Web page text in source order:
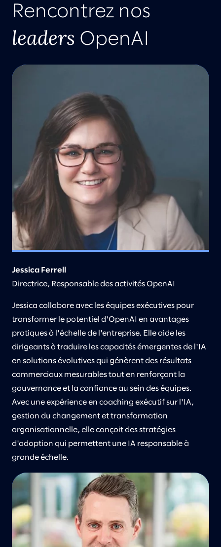
Rencontrez nos
leaders OpenAI
Jessica Ferrell
Directrice, Responsable des activités OpenAI
Jessica collabore avec les équipes exécutives pour
transformer le potentiel d'OpenAI en avantages
pratiques à l'échelle de l'entreprise. Elle aide les
dirigeants à traduire les capacités émergentes de l'IA
en solutions évolutives qui génèrent des résultats
commerciaux mesurables tout en renforçant la
gouvernance et la confiance au sein des équipes.
Avec une expérience en coaching exécutif sur l'IA,
gestion du changement et transformation
organisationnelle, elle conçoit des stratégies
d'adoption qui permettent une IA responsable à
grande échelle.